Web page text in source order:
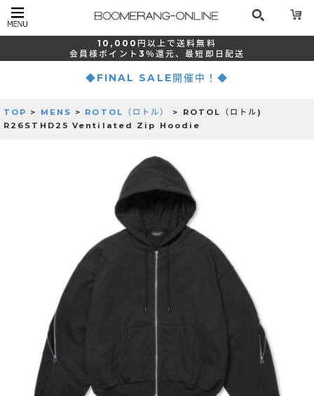
10,000 円以上で送料無料
会員様ポイント 3％還元、最短 即日配送
◆FINAL SALE開催中！◆
TOP > MENS > ROTOL（ロトル）
> ROTOL（ロトル)
R26STHD25 Ventilated Zip Hoodie